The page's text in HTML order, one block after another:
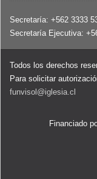
Secretaría: +562 3333
Secretaría Ejecutiva:
Todos los derechos
Para solicitar
funvisol@iglesia.cl
Financiado